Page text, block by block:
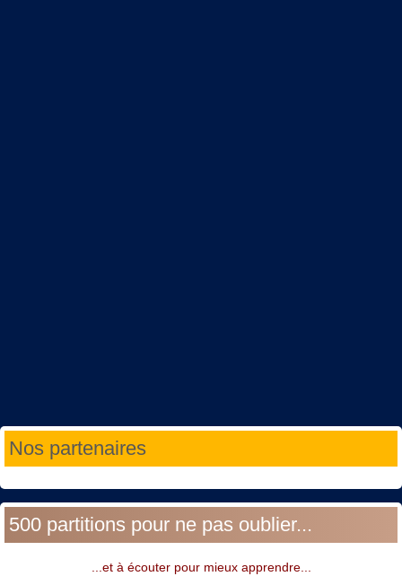
Nos partenaires
500 partitions pour ne pas oublier...
...et à écouter pour mieux apprendre...
Année
précédente
Mois
précédent
Année
suivante
Mois
suivant